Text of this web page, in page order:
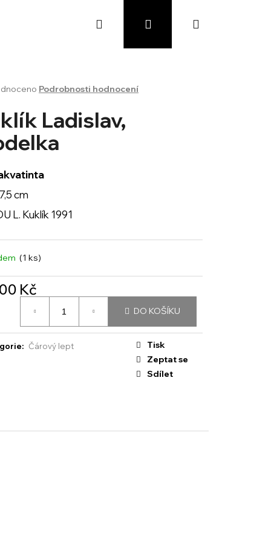
Přihlášení
Podrobnosti hodnocení
Ladislav,
cm
L. Kuklík 1991
(1 ks)
Kč
DO KOŠÍKU
: Čárový lept
Tisk
Zeptat se
Sdílet